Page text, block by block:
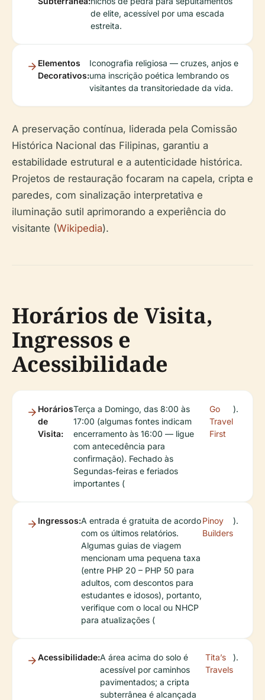
de elite, acessível por uma escada
estreita.
Elementos
Decorativos:
Iconografia religiosa — cruzes, anjos e
uma inscrição poética lembrando os
visitantes da transitoriedade da vida.
A preservação contínua, liderada pela Comissão
Histórica Nacional das Filipinas, garantiu a
estabilidade estrutural e a autenticidade histórica.
Projetos de restauração focaram na capela, cripta e
paredes, com sinalização interpretativa e
iluminação sutil aprimorando a experiência do
visitante (Wikipedia).
Horários de Visita,
Ingressos e
Acessibilidade
Horários
de
Visita:
Terça a Domingo, das 8:00 às
17:00 (algumas fontes indicam
encerramento às 16:00 — ligue
com antecedência para
confirmação). Fechado às
Segundas-feiras e feriados
importantes (
Go
Travel
First
).
Ingressos:A entrada é gratuita de acordo
com os últimos relatórios.
Algumas guias de viagem
mencionam uma pequena taxa
(entre PHP 20 – PHP 50 para
adultos, com descontos para
estudantes e idosos), portanto,
verifique com o local ou NHCP
para atualizações (
Pinoy
Builders
).
Acessibilidade:A área acima do solo é
acessível por caminhos
pavimentados; a cripta
subterrânea é alcançada
Tita’s
Travels
).